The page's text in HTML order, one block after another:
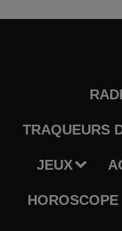
TRAQUEURS
JEUX
HOROSCOPE